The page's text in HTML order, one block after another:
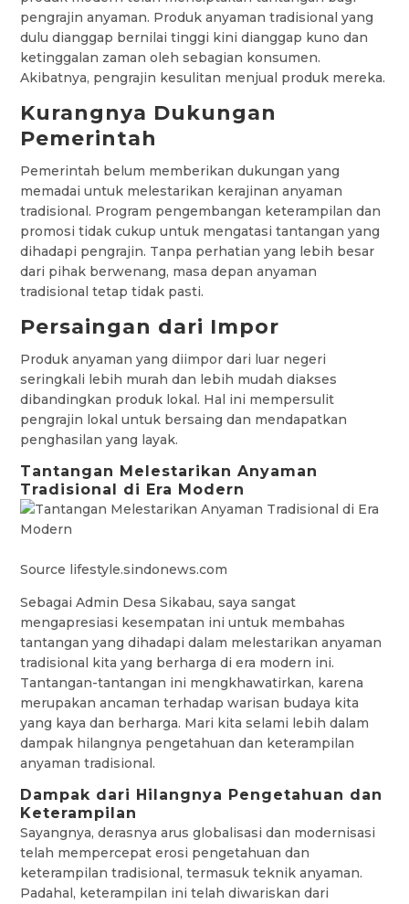
pengrajin anyaman. Produk anyaman tradisional yang
dulu dianggap bernilai tinggi kini dianggap kuno dan
ketinggalan zaman oleh sebagian konsumen.
Akibatnya, pengrajin kesulitan menjual produk mereka.
Kurangnya Dukungan
Pemerintah
Pemerintah belum memberikan dukungan yang
memadai untuk melestarikan kerajinan anyaman
tradisional. Program pengembangan keterampilan dan
promosi tidak cukup untuk mengatasi tantangan yang
dihadapi pengrajin. Tanpa perhatian yang lebih besar
dari pihak berwenang, masa depan anyaman
tradisional tetap tidak pasti.
Persaingan dari Impor
Produk anyaman yang diimpor dari luar negeri
seringkali lebih murah dan lebih mudah diakses
dibandingkan produk lokal. Hal ini mempersulit
pengrajin lokal untuk bersaing dan mendapatkan
penghasilan yang layak.
Tantangan Melestarikan Anyaman
Tradisional di Era Modern
Source lifestyle.sindonews.com
Sebagai Admin Desa Sikabau, saya sangat
mengapresiasi kesempatan ini untuk membahas
tantangan yang dihadapi dalam melestarikan anyaman
tradisional kita yang berharga di era modern ini.
Tantangan-tantangan ini mengkhawatirkan, karena
merupakan ancaman terhadap warisan budaya kita
yang kaya dan berharga. Mari kita selami lebih dalam
dampak hilangnya pengetahuan dan keterampilan
anyaman tradisional.
Dampak dari Hilangnya Pengetahuan dan
Keterampilan
Sayangnya, derasnya arus globalisasi dan modernisasi
telah mempercepat erosi pengetahuan dan
keterampilan tradisional, termasuk teknik anyaman.
Padahal, keterampilan ini telah diwariskan dari